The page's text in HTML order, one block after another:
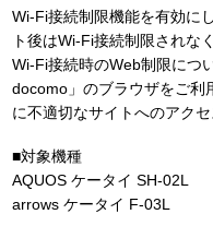
Wi-Fi接続制限機能を有効に
ト後はWi-Fi接続制限されな
Wi-Fi接続時のWeb制限につ
docomo」のブラウザをご利
に不適切なサイトへのアク
■対象機種
AQUOS ケータイ SH-02L
arrows ケータイ F-03L